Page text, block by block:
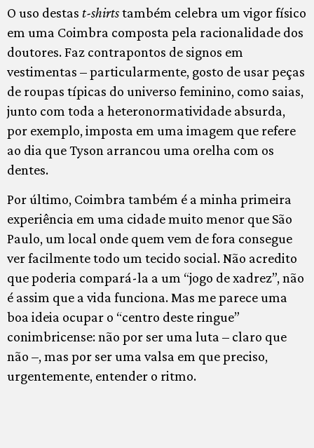
O uso destas t-shirtstambém celebra um vigor físico
em uma Coimbra composta pela racionalidade dos
doutores. Faz contrapontos de signos em
vestimentas – particularmente, gosto de usar peças
de roupas típicas do universo feminino, como saias,
junto com toda a heteronormatividade absurda,
por exemplo, imposta em uma imagem que refere
ao dia que Tyson arrancou uma orelha com os
dentes.
Por último, Coimbra também é a minha primeira
experiência em uma cidade muito menor que São
Paulo, um local onde quem vem de fora consegue
ver facilmente todo um tecido social. Não acredito
que poderia compará-la a um “jogo de xadrez”, não
é assim que a vida funciona. Mas me parece uma
boa ideia ocupar o “centro deste ringue”
conimbricense: não por ser uma luta – claro que
não –, mas por ser uma valsa em que preciso,
urgentemente, entender o ritmo.